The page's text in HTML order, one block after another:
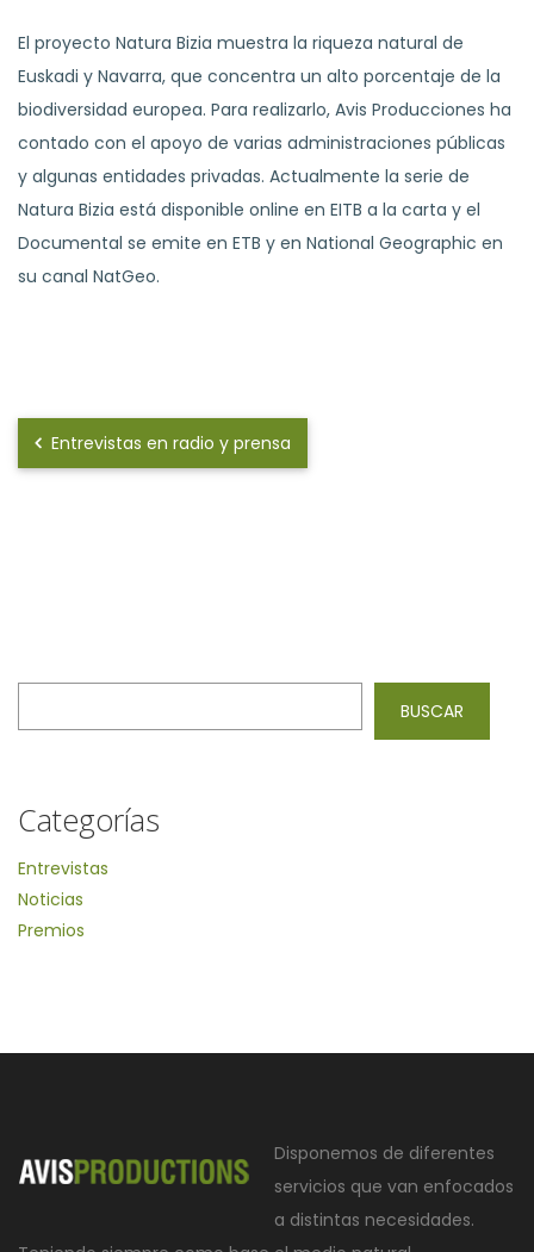
El proyecto Natura Bizia muestra la riqueza natural de
Euskadi y Navarra, que concentra un alto porcentaje de la
biodiversidad europea. Para realizarlo, Avis Producciones ha
contado con el apoyo de varias administraciones públicas
y algunas entidades privadas. Actualmente la serie de
Natura Bizia está disponible online en EITB a la carta y el
Documental se emite en ETB y en National Geographic en
su canal NatGeo.
Entrevistas en radio y prensa
BUSCAR
Categorías
Entrevistas
Noticias
Premios
Disponemos de diferentes
servicios que van enfocados
a distintas necesidades.